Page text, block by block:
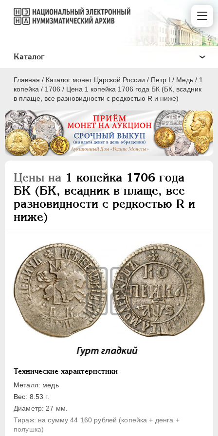
Главная / Каталог монет Царской России / Пeтр I / Медь / 1
копейка / 1706 / Цена 1 копейка 1706 года БК (БК, всадник
в плаще, все разновидности с редкостью R и ниже)
Цены на 1 копейка 1706 года
БК (БК, всадник в плаще, все
разновидности с редкостью R и
ниже)
Технические характеристики
Металл: медь
Вес: 8.53 г.
Диаметр: 27 мм.
Тираж: на сумму 44 160 рублей (копейка + денга +
полушка)
Каталог
ПEТР I 1699 - 1725
Серебро
Медь
5 копеек
1 копейка
Полушка
Полполушки
Пробные
Для Речи Посполитой
Монетовидные жетоны
ЕКАТЕРИНА I 1725-1727
1727-1729
АННА ИОАННОВНА 1730-1740
ИОАНН АНТОНОВИЧ 1740-1741
ЕЛИЗАВЕТА
ПЕТР III 1762-1762
ЕКАТЕРИНА II
ПАВЕЛ I 1796-1801